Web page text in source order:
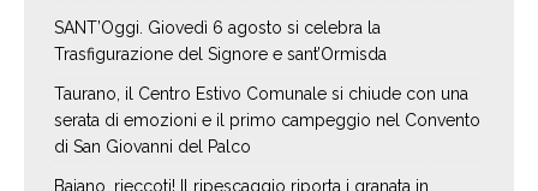
SANT’Oggi. Giovedì 6 agosto si celebra la
Trasfigurazione del Signore e sant’Ormisda
Taurano, il Centro Estivo Comunale si chiude con una
serata di emozioni e il primo campeggio nel Convento
di San Giovanni del Palco
Baiano, rieccoti! Il ripescaggio riporta i granata in